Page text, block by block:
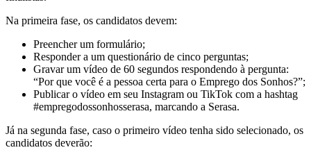
Na primeira fase, os candidatos devem:
Preencher um formulário;
Responder a um questionário de cinco perguntas;
Gravar um vídeo de 60 segundos respondendo à pergunta:
“Por que você é a pessoa certa para o Emprego dos Sonhos?”;
Publicar o vídeo em seu Instagram ou TikTok com a hashtag
#empregodossonhosserasa, marcando a Serasa.
Já na segunda fase, caso o primeiro vídeo tenha sido selecionado, os
candidatos deverão: